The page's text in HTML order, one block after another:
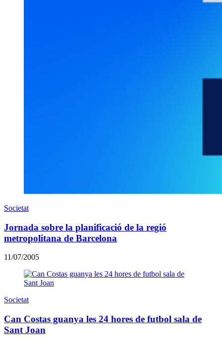
Societat
Jornada sobre la planificació de la regió
metropolitana de Barcelona
11/07/2005
Societat
Can Costas guanya les 24 hores de futbol sala de
Sant Joan